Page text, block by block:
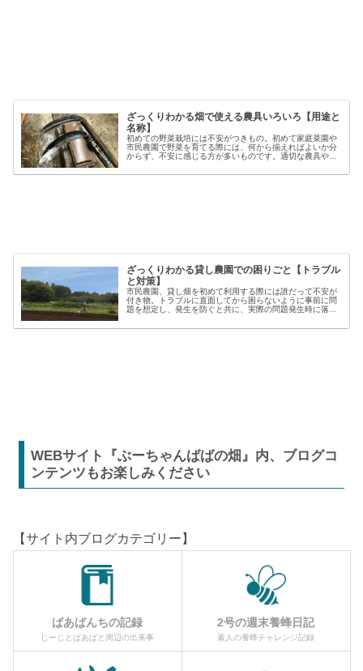
ざっくりわかる畑で使える農具いろいろ【用途と
名称】
初めての野菜栽培には不安がつきもの。初めて家庭菜園や
市民農園で野菜を育てる際には、何から揃えればよいか分
からず、不安に感じる方が多いものです。適切な農具や資
しますが、種類も多く、初心者には...
ざっくりわかる貸し農園での困りごと【トラブル
と対策】
市民農園、貸し畑を初めて利用する際には誰だって不安が
付き物。トラブルに直面してから困らないように事前に問
題を想定し、発生を防ぐと共に、実際の問題発生時に落ち
【困った】と【トラブル】困りごとト...
WEBサイト『ぶーちゃんばばの畑』内、ブログコ
ンテンツもお楽しみください
【サイト内ブログカテゴリー】
ばあばんちの記録
じーじとばあばと周辺の出来事
2号の週末養蜂日記
素人の養蜂チャレンジ記録